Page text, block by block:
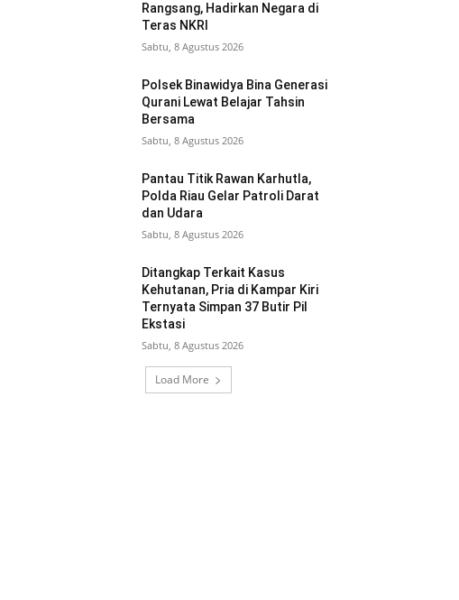
Rangsang, Hadirkan Negara di
Teras NKRI
Sabtu, 8 Agustus 2026
Polsek Binawidya Bina Generasi
Qurani Lewat Belajar Tahsin
Bersama
Sabtu, 8 Agustus 2026
Pantau Titik Rawan Karhutla,
Polda Riau Gelar Patroli Darat
dan Udara
Sabtu, 8 Agustus 2026
Ditangkap Terkait Kasus
Kehutanan, Pria di Kampar Kiri
Ternyata Simpan 37 Butir Pil
Ekstasi
Sabtu, 8 Agustus 2026
Load More